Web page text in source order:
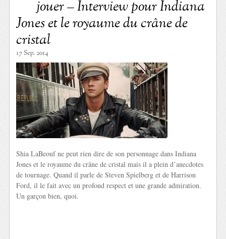
jouer – Interview pour Indiana
Jones et le royaume du crâne de
cristal
17 Sep. 2014
Shia LaBeouf ne peut rien dire de son personnage dans Indiana
Jones et le royaume du crâne de cristal mais il a plein d’anecdotes
de tournage. Quand il parle de Steven Spielberg et de Harrison
Ford, il le fait avec un profond respect et une grande admiration.
Un garçon bien, quoi.